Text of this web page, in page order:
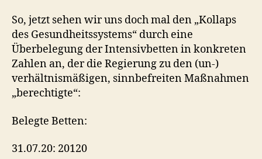
So, jetzt sehen wir uns doch mal den „Kollaps
des Gesundheitssystems“ durch eine
Überbelegung der Intensivbetten in konkreten
Zahlen an, der die Regierung zu den (un-)
verhältnismäßigen, sinnbefreiten Maßnahmen
„berechtigte“:
Belegte Betten:
31.07.20: 20120